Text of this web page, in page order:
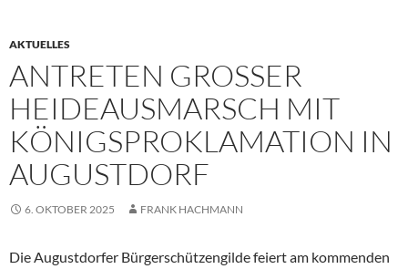
AKTUELLES
ANTRETEN GROSSER H
EIDEAUSMARSCH MIT K
ÖNIGSPROKLAMATION IN A
UGUSTDORF
6. OKTOBER 2025 FRANK HACHMANN
Die Augustdorfer Bürgerschützengilde feiert am kommenden